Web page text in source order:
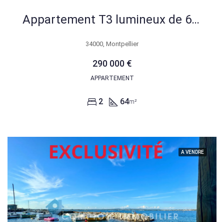
Appartement T3 lumineux de 64 m² avec terrasse à Montpellier Port-Marianne
34000, Montpellier
290 000 €
APPARTEMENT
2 64m²
A VENDRE